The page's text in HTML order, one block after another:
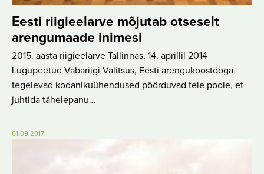
Eesti riigieelarve mõjutab otseselt
arengumaade inimesi
2015. aasta riigieelarve Tallinnas, 14. aprillil 2014
Lugupeetud Vabariigi Valitsus, Eesti arengukoostööga
tegelevad kodanikuühendused pöörduvad teie poole, et
juhtida tähelepanu…
01.09.2017